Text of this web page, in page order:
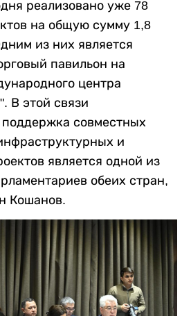
реализовано уже 78
на общую сумму 1,8
из них является
павильон на
центра
В этой связи
поддержка совместных
и
является одной из
обеих стран,
Кошанов.